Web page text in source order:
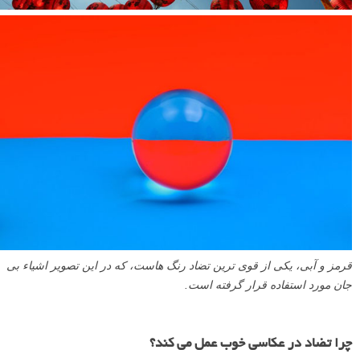
قرمز و آبی، یکی از قوی ترین تضاد رنگ هاست، که در این تصویر اشیاء بی
جان مورد استفاده قرار گرفته است.
چرا تضاد در عکاسی خوب عمل می کند؟